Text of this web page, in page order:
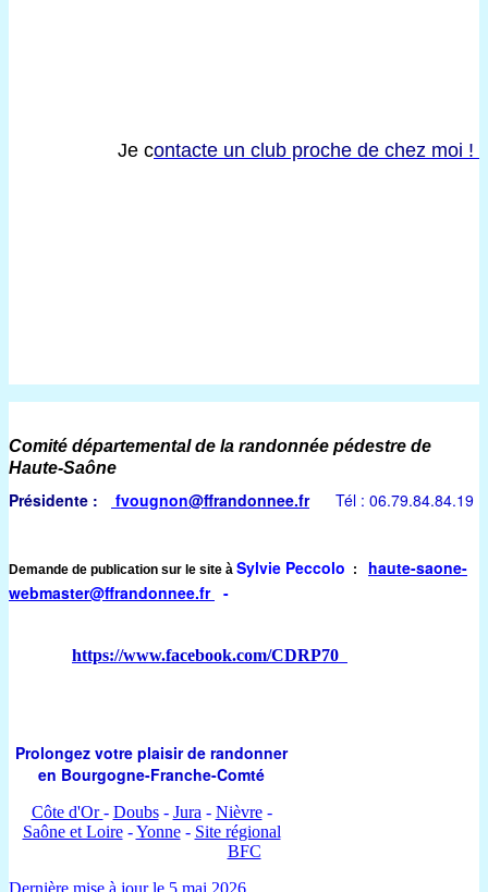
Je contacte un club proche de chez moi !
Comité départemental de la randonnée pédestre de
Haute-Saône
Présidente : fvougnon@ffrandonnee.fr Tél : 06.79.84.84.19
Demande de publication sur le site à Sylvie Peccolo :
haute-saone-
webmaster@ffrandonnee.fr -
https://www.facebook.com/CDRP70
Prolongez votre plaisir de randonner
en Bourgogne-Franche-Comté
Côte d'Or- Doubs- Jura - Nièvre-
Saône et Loire-Yonne- Site régional
BFC
Dernière mise à jour le 5 mai 2026